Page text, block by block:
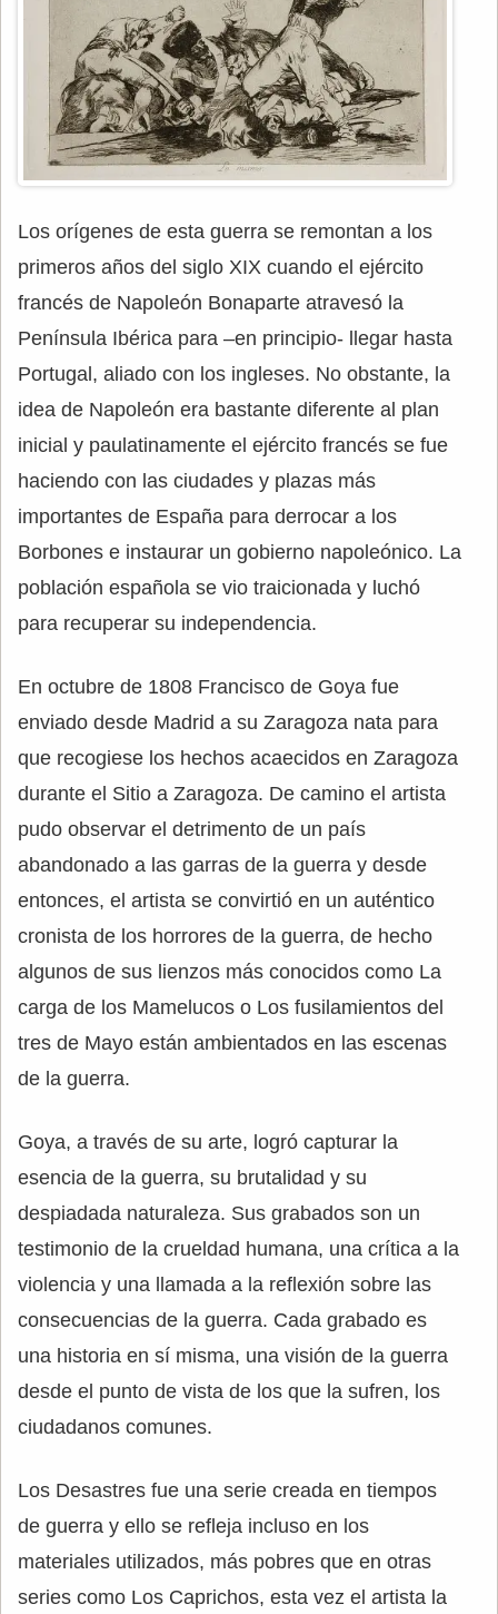
Los orígenes de esta guerra se remontan a los
primeros años del siglo XIX cuando el ejército
francés de Napoleón Bonaparte atravesó la
Península Ibérica para –en principio- llegar hasta
Portugal, aliado con los ingleses. No obstante, la
idea de Napoleón era bastante diferente al plan
inicial y paulatinamente el ejército francés se fue
haciendo con las ciudades y plazas más
importantes de España para derrocar a los
Borbones e instaurar un gobierno napoleónico. La
población española se vio traicionada y luchó
para recuperar su independencia.
En octubre de 1808 Francisco de Goya fue
enviado desde Madrid a su Zaragoza nata para
que recogiese los hechos acaecidos en Zaragoza
durante el Sitio a Zaragoza. De camino el artista
pudo observar el detrimento de un país
abandonado a las garras de la guerra y desde
entonces, el artista se convirtió en un auténtico
cronista de los horrores de la guerra, de hecho
algunos de sus lienzos más conocidos como La
carga de los Mamelucos o Los fusilamientos del
tres de Mayo están ambientados en las escenas
de la guerra.
Goya, a través de su arte, logró capturar la
esencia de la guerra, su brutalidad y su
despiadada naturaleza. Sus grabados son un
testimonio de la crueldad humana, una crítica a la
violencia y una llamada a la reflexión sobre las
consecuencias de la guerra. Cada grabado es
una historia en sí misma, una visión de la guerra
desde el punto de vista de los que la sufren, los
ciudadanos comunes.
Los Desastres fue una serie creada en tiempos
de guerra y ello se refleja incluso en los
materiales utilizados, más pobres que en otras
series como Los Caprichos, esta vez el artista la